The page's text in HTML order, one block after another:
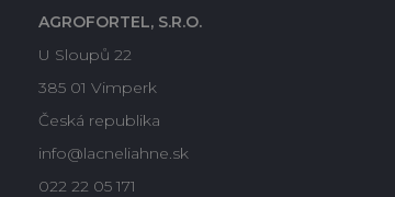
AGROFORTEL, S.R.O.
U Sloupů 22
385 01 Vimperk
Česká republika
info@lacneliahne.sk
022 22 05 171